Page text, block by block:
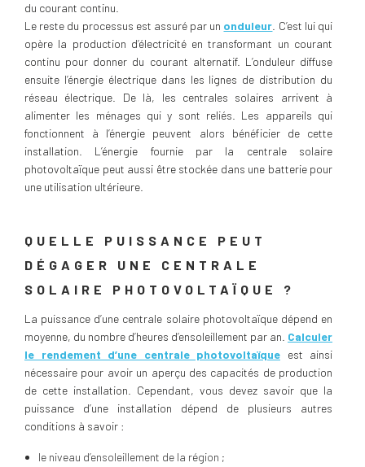
du courant continu.
Le reste du processus est assuré par un onduleur . C’est lui qui
opère la production d’électricité en transformant un courant
continu pour donner du courant alternatif. L’onduleur diffuse
ensuite l’énergie électrique dans les lignes de distribution du
réseau électrique. De là, les centrales solaires arrivent à
alimenter les ménages qui y sont reliés. Les appareils qui
fonctionnent à l’énergie peuvent alors bénéficier de cette
installation. L’énergie fournie par la centrale solaire
photovoltaïque peut aussi être stockée dans une batterie pour
une utilisation ultérieure.
QUELLE PUISSANCE PEUT
DÉGAGER UNE CENTRALE
SOLAIRE PHOTOVOLTAÏQUE ?
La puissance d’une centrale solaire photovoltaïque dépend en
moyenne, du nombre d’heures d’ensoleillement par an. Calculer
le rendement d’une centrale photovoltaïque est ainsi
nécessaire pour avoir un aperçu des capacités de production
de cette installation. Cependant, vous devez savoir que la
puissance d’une installation dépend de plusieurs autres
conditions à savoir :
le niveau d’ensoleillement de la région ;